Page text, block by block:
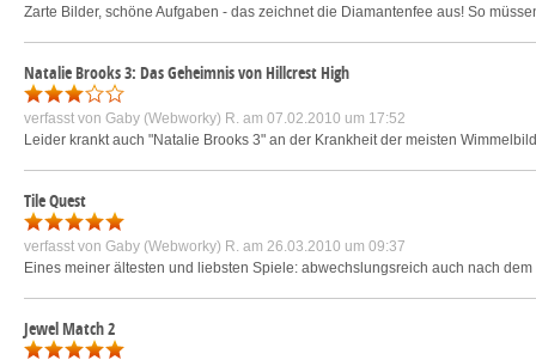
Zarte Bilder, schöne Aufgaben - das zeichnet die Diamantenfee aus! So
Natalie Brooks 3: Das Geheimnis von Hillcrest High
verfasst von Gaby (Webworky) R. am 07.02.2010 um 17:52
Leider krankt auch "Natalie Brooks 3" an der Krankheit der meisten
Tile Quest
verfasst von Gaby (Webworky) R. am 26.03.2010 um 09:37
Eines meiner ältesten und liebsten Spiele: abwechslungsreich auch nach
Jewel Match 2